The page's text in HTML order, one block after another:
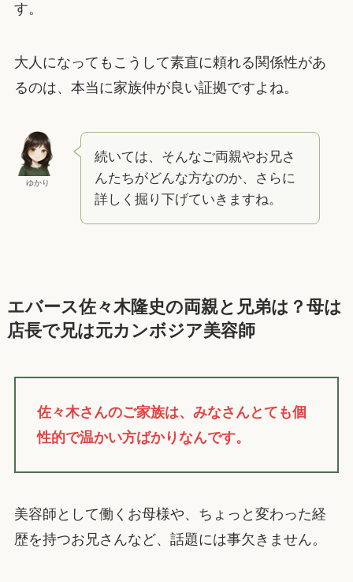
す。
大人になってもこうして素直に頼れる関係性があ
るのは、本当に家族仲が良い証拠ですよね。
ゆかり
続いては、そんなご両親やお兄さ
んたちがどんな方なのか、さらに
詳しく掘り下げていきますね。
エバース佐々木隆史の両親と兄弟は？母は
店長で兄は元カンボジア美容師
佐々木さんのご家族は、みなさんとても個
性的で温かい方ばかりなんです。
美容師として働くお母様や、ちょっと変わった経
歴を持つお兄さんなど、話題には事欠きません。